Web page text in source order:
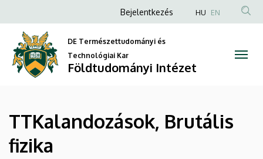
Földtudományi
Intézet
a
tartalomra
Anonim
fiók
menüje
Bejelentkezés HU EN
DE Természettudományi és
Technológiai Kar
Földtudományi Intézet
TTKalandozások, Brutális
fizika